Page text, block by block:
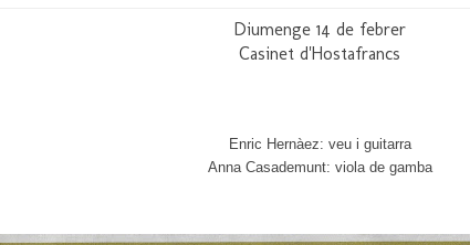
Diumenge 14 de febrer
Casinet d'Hostafrancs
Enric Hernàez: veu i guitarra
Anna Casademunt: viola de gamba